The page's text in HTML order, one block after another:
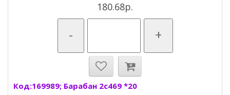
180.68р.
- +
Код:169989; Барабан 2с469 *20